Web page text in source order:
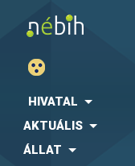
HIVATAL
AKTUÁLIS
ÁLLAT